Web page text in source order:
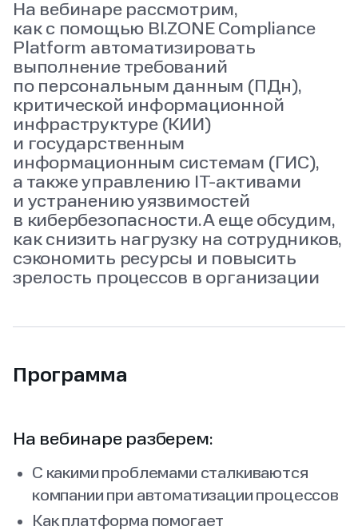
На вебинаре рассмотрим,
как с помощью BI.ZONE Compliance
Platform автоматизировать
выполнение требований
по персональным данным (ПДн),
критической информационной
инфраструктуре (КИИ)
и государственным
информационным системам (ГИС),
а также управлению IT‑активами
и устранению уязвимостей
в кибербезопасности. А еще обсудим,
как снизить нагрузку на сотрудников,
сэкономить ресурсы и повысить
зрелость процессов в организации
Программа
На вебинаре разберем:
С какими проблемами сталкиваются
компании при автоматизации процессов
Как платформа помогает